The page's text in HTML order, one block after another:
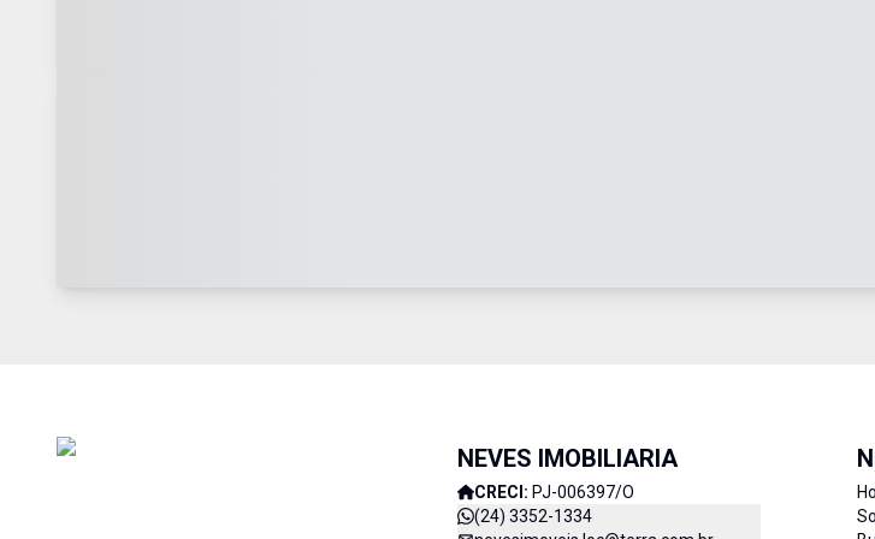
NEVES IMOBILIARIA
CRECI: PJ-006397/O
(24) 3352-1334